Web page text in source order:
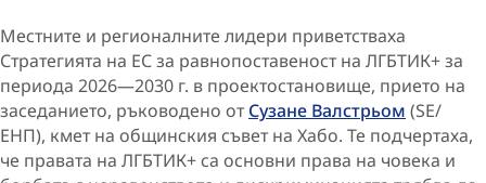
Местните и регионалните лидери приветстваха
Стратегията на ЕС за равнопоставеност на ЛГБТИК+ за
периода 2026—2030 г. в проектостановище, прието на
заседанието, ръководено от Сузане Валстрьом (SE/
ЕНП), кмет на общинския съвет на Хабо. Те подчертаха,
че правата на ЛГБТИК+ са основни права на човека и